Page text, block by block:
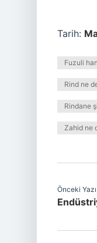
Tarih:
Fuzuli
Rind ne
Rindane
Zahid ne
Önceki Yazı